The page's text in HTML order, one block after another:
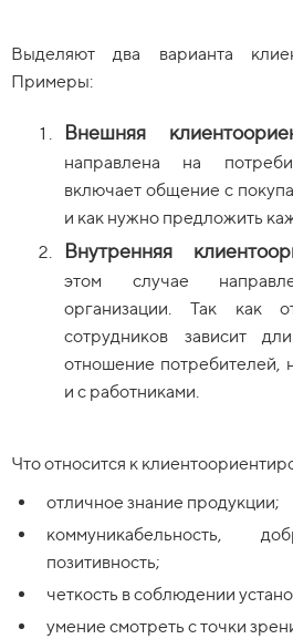
Выделяют два варианта
Примеры:
Внешняя
направлена на
включает общение с
и как нужно предложить
Внутренняя
этом случае
организации. Так как
сотрудников зависит
отношение потребителей,
и с работниками.
Что относится к
отличное знание продукции;
коммуникабельность,
позитивность;
четкость в соблюдении
умение смотреть с точки